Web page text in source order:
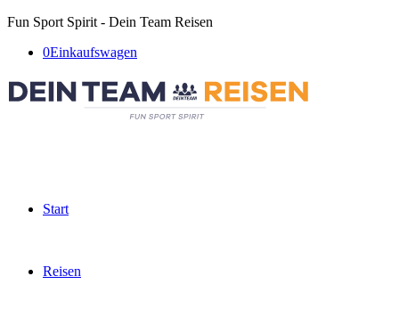
Fun Sport Spirit - Dein Team Reisen
0Einkaufswagen
Start
Reisen